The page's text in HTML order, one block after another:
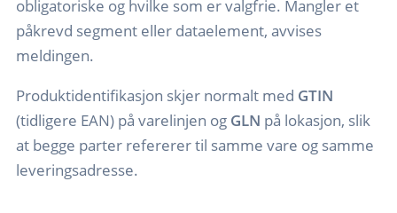
obligatoriske og hvilke som er valgfrie. Mangler et
påkrevd segment eller dataelement, avvises
meldingen.
Produktidentifikasjon skjer normalt med GTIN
(tidligere EAN) på varelinjen og GLN på lokasjon, slik
at begge parter refererer til samme vare og samme
leveringsadresse.